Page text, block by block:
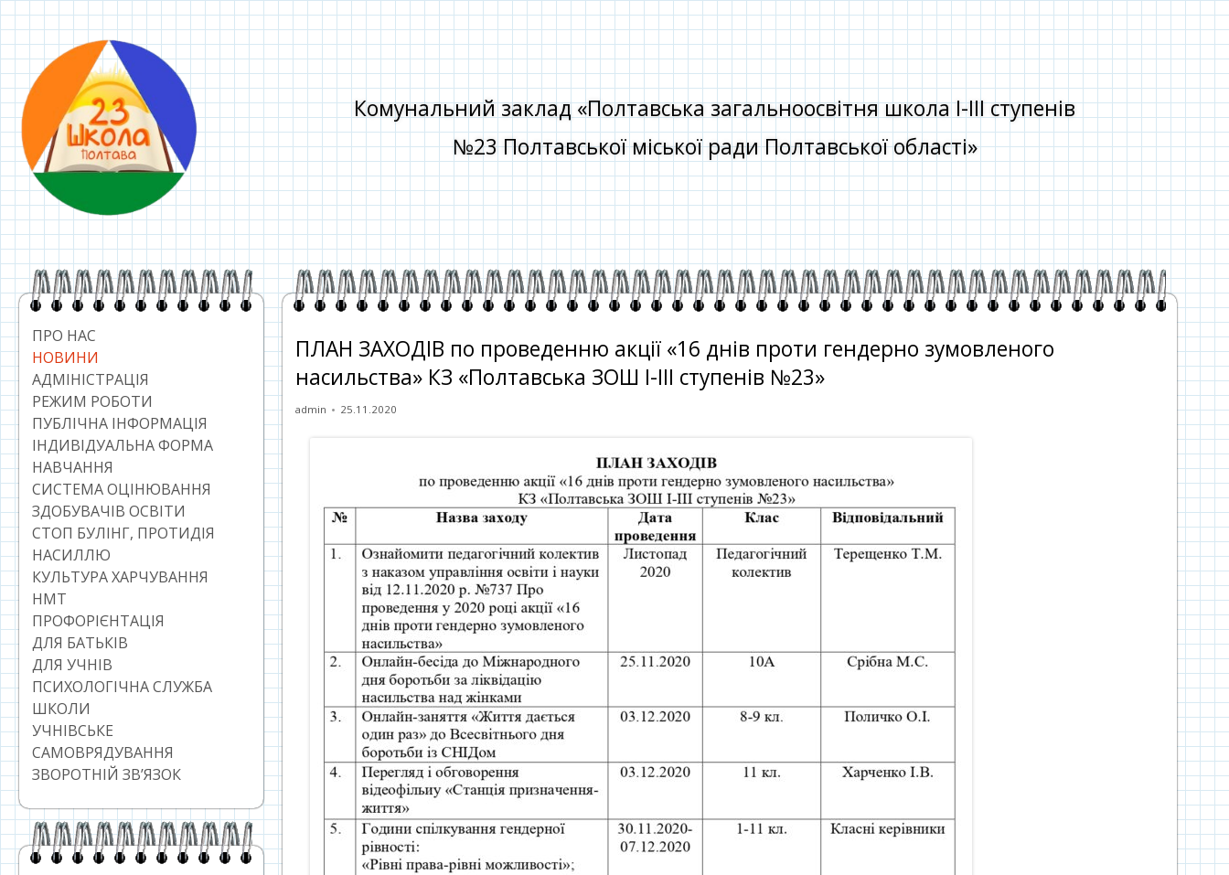
до
контенту
Комунальний заклад «Полтавська загальноосвітня школа І-ІІІ ступенів
№23 Полтавської міської ради Полтавської області»
Головний
сайдбар
ПРО НАС
НОВИНИ
АДМІНІСТРАЦІЯ
РЕЖИМ РОБОТИ
ПУБЛІЧНА ІНФОРМАЦІЯ
ІНДИВІДУАЛЬНА ФОРМА
НАВЧАННЯ
СИСТЕМА ОЦІНЮВАННЯ
ЗДОБУВАЧІВ ОСВІТИ
СТОП БУЛІНГ, ПРОТИДІЯ
НАСИЛЛЮ
КУЛЬТУРА ХАРЧУВАННЯ
НМТ
ПРОФОРІЄНТАЦІЯ
ДЛЯ БАТЬКІВ
ДЛЯ УЧНІВ
ПСИХОЛОГІЧНА СЛУЖБА
ШКОЛИ
УЧНІВСЬКЕ
САМОВРЯДУВАННЯ
ЗВОРОТНІЙ ЗВ’ЯЗОК
ПЛАН ЗАХОДІВ по проведенню акції «16 днів проти гендерно зумовленого
насильства» КЗ «Полтавська ЗОШ І-ІІІ ступенів №23»
Автор
admin Опубліковано
25.11.2020